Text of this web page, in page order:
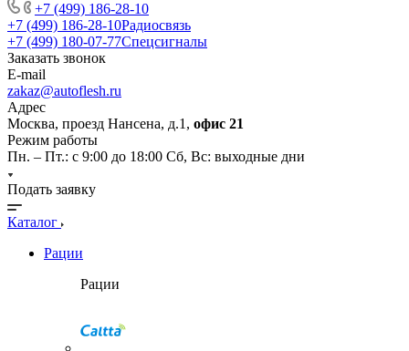
+7 (499) 186-28-10
+7 (499) 186-28-10Радиосвязь
+7 (499) 180-07-77Спецсигналы
Заказать звонок
E-mail
zakaz@autoflesh.ru
Адрес
Москва, проезд Нансена, д.1, офис 21
Режим работы
Пн. – Пт.: с 9:00 до 18:00 Cб, Вс: выходные дни
Подать заявку
Каталог
Рации
Рации